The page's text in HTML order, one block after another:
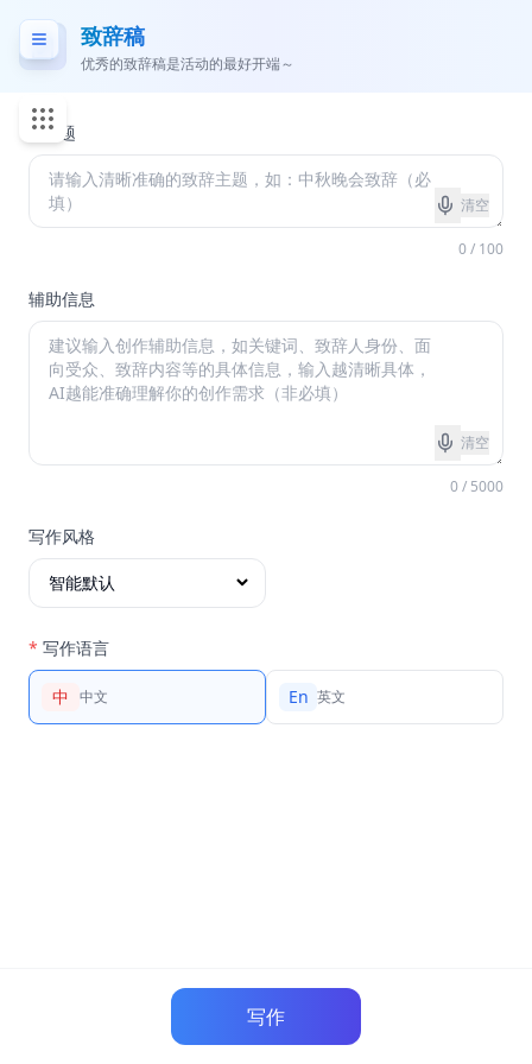
致辞稿
优秀的致辞稿是活动的最好开端～
* 主题
清空
0 / 100
辅助信息
清空
0 / 5000
写作风格
* 写作语言
中 中文 En 英文
写作